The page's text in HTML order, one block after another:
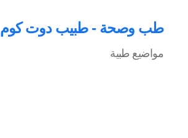
طب وصحة - طبيب دوت كوم
مواضيع طبية